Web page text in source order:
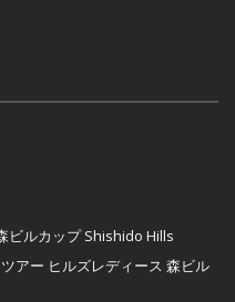
ビルカップ Shishido Hills
アー ヒルズレディース 森ビル